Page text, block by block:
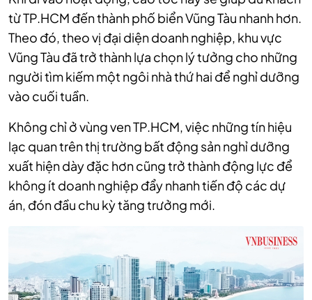
từ TP.HCM đến thành phố biển Vũng Tàu nhanh hơn.
Theo đó, theo vị đại diện doanh nghiệp, khu vực
Vũng Tàu đã trở thành lựa chọn lý tưởng cho những
người tìm kiếm một ngôi nhà thứ hai để nghỉ dưỡng
vào cuối tuần.
Không chỉ ở vùng ven TP.HCM, việc những tín hiệu
lạc quan trên thị trường bất động sản nghỉ dưỡng
xuất hiện dày đặc hơn cũng trở thành động lực để
không ít doanh nghiệp đẩy nhanh tiến độ các dự
án, đón đầu chu kỳ tăng trưởng mới.